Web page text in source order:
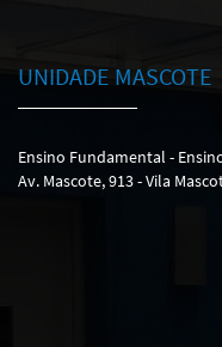
UNIDADE MASCOTE
Ensino Fundamental -
Av. Mascote, 913 - Vila